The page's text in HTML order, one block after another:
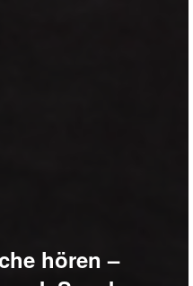
hören –